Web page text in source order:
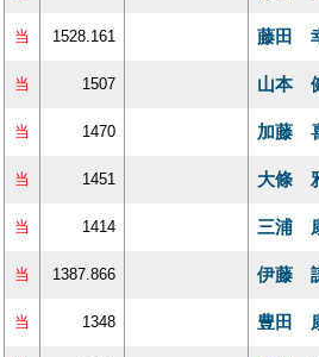
当 1528.161 藤田
当 1507 山本
当 1470 加藤
当 1451 大條
当 1414 三浦
当 1387.866 伊藤
当 1348 豊田